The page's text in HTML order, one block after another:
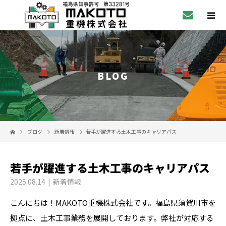
BLOG
ブログ 新着情報 若手が躍進する土木工事のキャリアパス
若手が躍進する土木工事のキャリアパス
2025.08.14 新着情報
こんにちは！MAKOTO重機株式会社です。福島県須賀川市を
拠点に、土木工事業務を展開しております。弊社が対応する